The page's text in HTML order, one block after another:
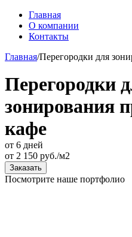
Главная
О компании
Контакты
Главная/Перегородки для
Перегородки
зонирования
кафе
от 6 дней
от 2 150 руб./м2
Заказать
Посмотрите наше портфолио